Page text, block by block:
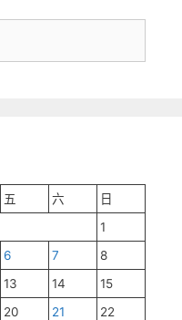
五 六
日
1
6 7
8
13 14
15
20 21
22